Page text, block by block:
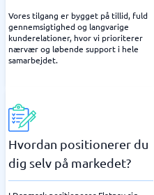
Vores tilgang er bygget på tillid, fuld
gennemsigtighed og langvarige
kunderelationer, hvor vi prioriterer
nærvær og løbende support i hele
samarbejdet.
Hvordan positionerer du
dig selv på markedet?